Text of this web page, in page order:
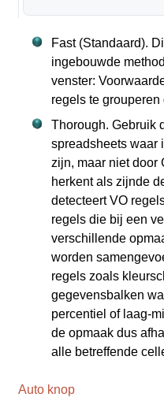
Fast (Standaard).
ingebouwde
venster:
regels te
Thorough. Gebruik
spreadsheets waar
zijn, maar niet door
herkent als zijnde
detecteert VO
regels die bij een
verschillende
worden
regels zoals
gegevensbalken
percentiel of laag-
de opmaak dus
alle betreffende
Auto knop